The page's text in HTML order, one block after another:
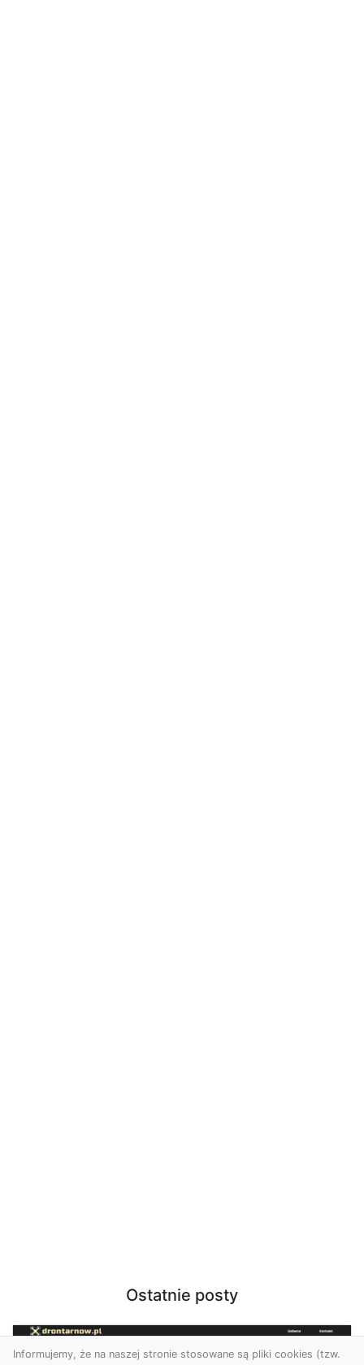
Ostatnie posty
Informujemy, że na naszej stronie stosowane są pliki cookies (tzw.